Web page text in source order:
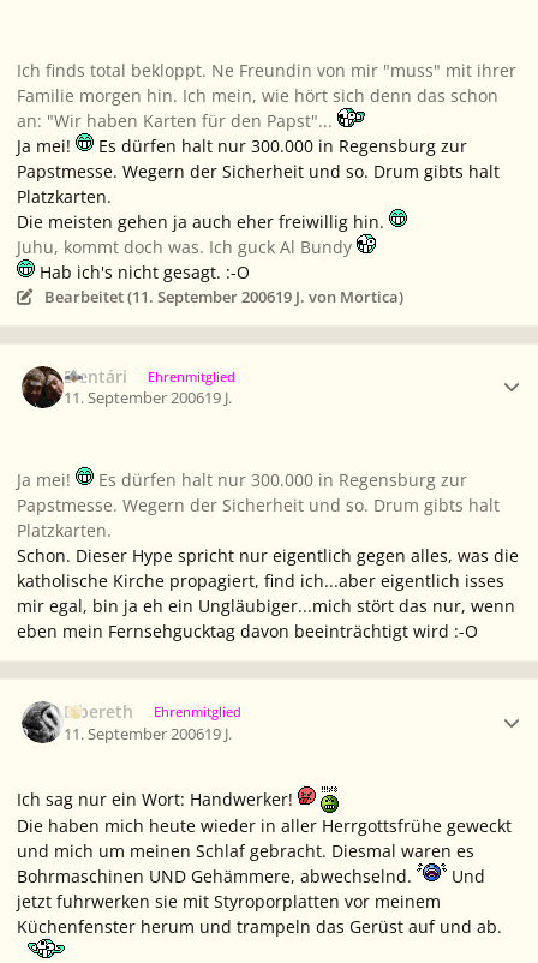
Ich finds total bekloppt. Ne Freundin von mir "muss" mit ihrer
Familie morgen hin. Ich mein, wie hört sich denn das schon
an: "Wir haben Karten für den Papst"...
Ja mei!
Es dürfen halt nur 300.000 in Regensburg zur
Papstmesse. Wegern der Sicherheit und so. Drum gibts halt
Platzkarten.
Die meisten gehen ja auch eher freiwillig hin.
Juhu, kommt doch was. Ich guck Al Bundy
Hab ich's nicht gesagt. :-O
Bearbeitet (11. September 200619 J. von Mortica)
Elentári Ehrenmitglied
11. September 200619 J.
Ja mei!
Es dürfen halt nur 300.000 in Regensburg zur
Papstmesse. Wegern der Sicherheit und so. Drum gibts halt
Platzkarten.
Schon. Dieser Hype spricht nur eigentlich gegen alles, was die
katholische Kirche propagiert, find ich...aber eigentlich isses
mir egal, bin ja eh ein Ungläubiger...mich stört das nur, wenn
eben mein Fernsehgucktag davon beeinträchtigt wird :-O
Elbereth Ehrenmitglied
11. September 200619 J.
Ich sag nur ein Wort: Handwerker!
Die haben mich heute wieder in aller Herrgottsfrühe geweckt
und mich um meinen Schlaf gebracht. Diesmal waren es
Bohrmaschinen UND Gehämmere, abwechselnd.
Und
jetzt fuhrwerken sie mit Styroporplatten vor meinem
Küchenfenster herum und trampeln das Gerüst auf und ab.